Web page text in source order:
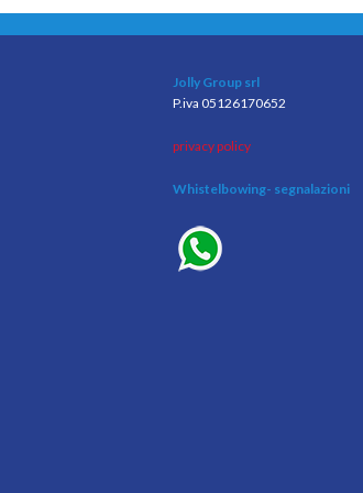
Jolly Group srl
P.iva 05126170652
privacy policy
Whistelbowing- segnalazioni